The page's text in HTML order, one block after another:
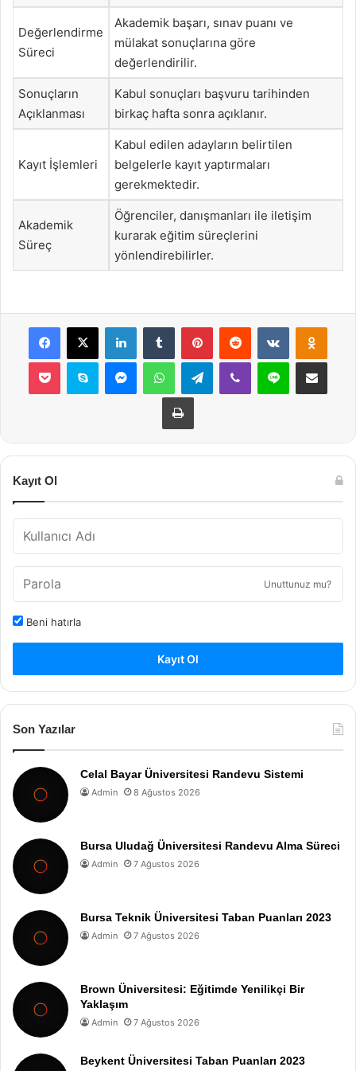
Değerlendirme
Süreci
Akademik başarı, sınav puanı ve
mülakat sonuçlarına göre
değerlendirilir.
Sonuçların
Açıklanması
Kabul sonuçları başvuru tarihinden
birkaç hafta sonra açıklanır.
Kayıt İşlemleri
Kabul edilen adayların belirtilen
belgelerle kayıt yaptırmaları
gerekmektedir.
Akademik
Süreç
Öğrenciler, danışmanları ile iletişim
kurarak eğitim süreçlerini
yönlendirebilirler.
Facebook
X LinkedInTumblr PinterestReddit VKontakte
Pocket Skype MessengerWhatsAppTelegramViber Line E-Posta ile
Yazdır
Kayıt Ol
Unuttunuz mu?
Beni hatırla
Kayıt Ol
Son Yazılar
Celal Bayar Üniversitesi Randevu Sistemi
Admin 8 Ağustos 2026
Bursa Uludağ Üniversitesi Randevu Alma Süreci
Admin 7 Ağustos 2026
Bursa Teknik Üniversitesi Taban Puanları 2023
Admin 7 Ağustos 2026
Brown Üniversitesi: Eğitimde Yenilikçi Bir
Yaklaşım
Admin 7 Ağustos 2026
Beykent Üniversitesi Taban Puanları 2023